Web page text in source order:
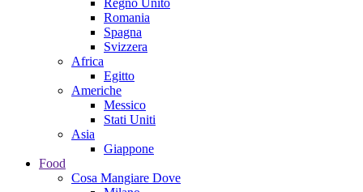
Regno Unito
Romania
Spagna
Svizzera
Africa
Egitto
Americhe
Messico
Stati Uniti
Asia
Giappone
Food
Cosa Mangiare Dove